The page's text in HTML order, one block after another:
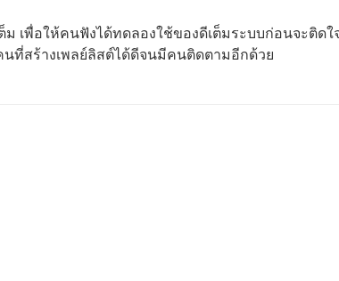
ม เพื่อให้คนฟังได้ทดลองใช้ของดีเต็มระบบก่อนจะติดใ
นที่สร้างเพลย์ลิสต์ได้ดีจนมีคนติดตามอีกด้วย